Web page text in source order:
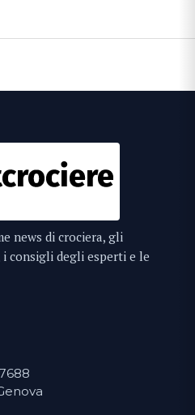
news di crociera, gli
consigli degli esperti e le